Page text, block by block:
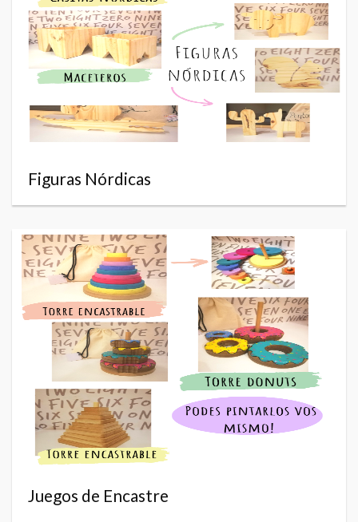
Figuras Nórdicas
Juegos de Encastre